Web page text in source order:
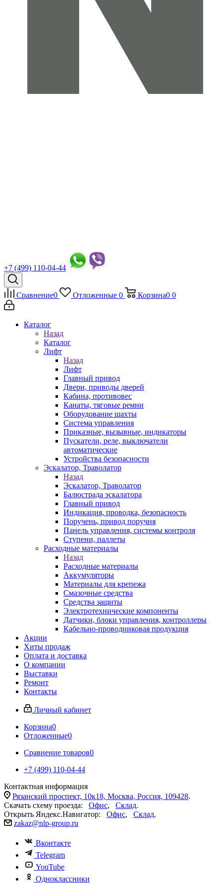
+7 (499) 110-04-44
Сравнение0 Отложенные 0 Корзина0 0
Каталог
Назад
Каталог
Лифт
Назад
Лифт
Главный привод
Двери, приводы дверей
Кабина, противовес
Канаты, тяговые ремни
Оборудование шахты
Система управления
Приказные, вызывные, индикаторы
Пускатели, реле, выключатели
автоматические
Устройства безопасности
Эскалатор, Траволатор
Назад
Эскалатор, Траволатор
Балюстрада эскалатора
Главный привод
Индикация, проводка, безопасность
Поручень, привод поручня
Панель управления, системы контроля
Ступени, паллеты
Расходные материалы
Назад
Расходные материалы
Аккумуляторы
Материалы для крепежа
Смазочные средства
Средства защиты
Электротехнические компоненты
Датчики, блоки управления, контроллеры
Кабельно-проводниковая продукция
Акции
Хиты продаж
Оплата и доставка
О компании
Выставки
Ремонт
Контакты
Личный кабинет
Корзина0
Отложенные0
Сравнение товаров0
+7 (499) 110-04-44
Контактная информация
Рязанский проспект, 10к18, Москва, Россия, 109428.
Скачать схему проезда: Офис, Склад.
Открыть Яндекс.Навигатор: Офис, Склад.
zakaz@nlp-group.ru
Вконтакте
Telegram
YouTube
Одноклассники